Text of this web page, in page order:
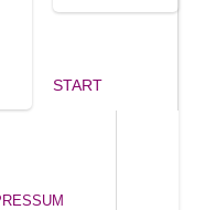
START